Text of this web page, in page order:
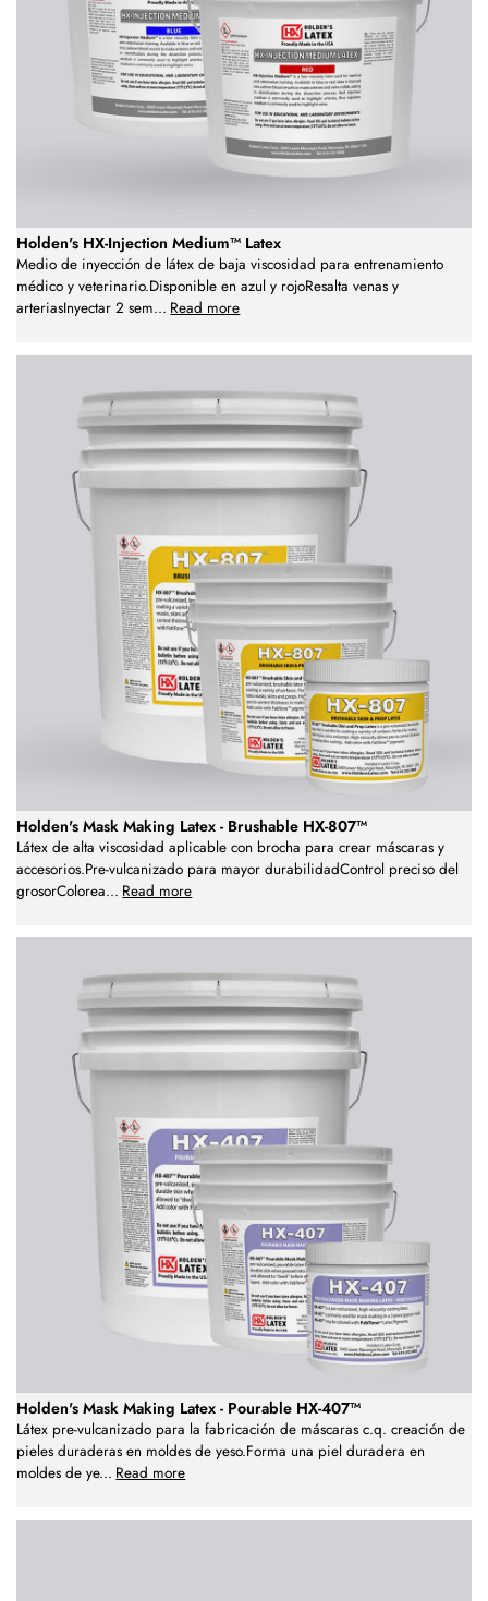
Holden's HX-Injection Medium™ Latex
Medio de inyección de látex de baja viscosidad para entrenamiento
médico y veterinario.Disponible en azul y rojoResalta venas y
arteriasInyectar 2 sem... Read more
Holden's Mask Making Latex - Brushable HX-807™
Látex de alta viscosidad aplicable con brocha para crear máscaras y
accesorios.Pre-vulcanizado para mayor durabilidadControl preciso del
grosorColorea... Read more
Holden's Mask Making Latex - Pourable HX-407™
Látex pre-vulcanizado para la fabricación de máscaras c.q. creación de
pieles duraderas en moldes de yeso.Forma una piel duradera en
moldes de ye... Read more